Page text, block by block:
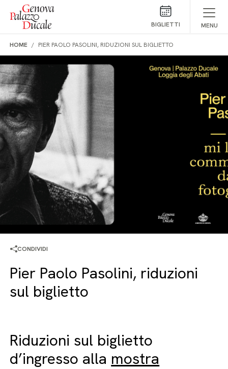
Salta al contenuto
BIGLIETTI MENU
HOME PIER PAOLO PASOLINI, RIDUZIONI SUL BIGLIETTO
CONDIVIDI
Pier Paolo Pasolini, riduzioni
sul biglietto
Riduzioni sul biglietto
d’ingresso alla mostra